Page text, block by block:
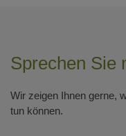
Sprechen Sie
Wir zeigen Ihnen gerne,
tun können.